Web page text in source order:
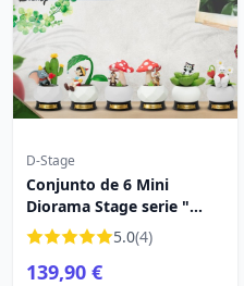
D-Stage
Conjunto de 6 Mini
Diorama Stage serie "
"Plantas de bolsillo" " -
Disney mini D-Stage
5.0(4)
139,90 €